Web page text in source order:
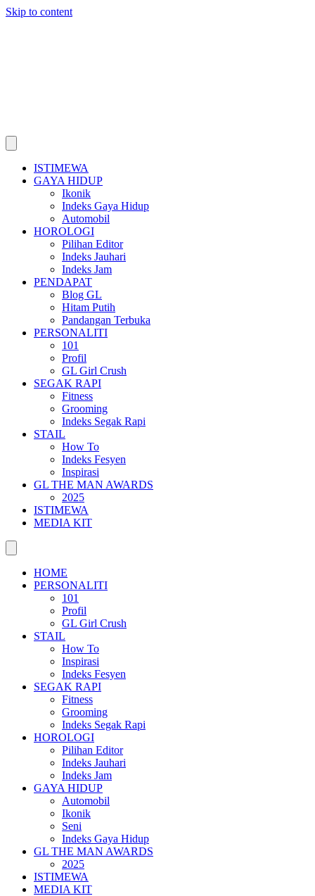
Skip to content
ISTIMEWA
GAYA HIDUP
Ikonik
Indeks Gaya Hidup
Automobil
HOROLOGI
Pilihan Editor
Indeks Jauhari
Indeks Jam
PENDAPAT
Blog GL
Hitam Putih
Pandangan Terbuka
PERSONALITI
101
Profil
GL Girl Crush
SEGAK RAPI
Fitness
Grooming
Indeks Segak Rapi
STAIL
How To
Indeks Fesyen
Inspirasi
GL THE MAN AWARDS
2025
ISTIMEWA
MEDIA KIT
HOME
PERSONALITI
101
Profil
GL Girl Crush
STAIL
How To
Inspirasi
Indeks Fesyen
SEGAK RAPI
Fitness
Grooming
Indeks Segak Rapi
HOROLOGI
Pilihan Editor
Indeks Jauhari
Indeks Jam
GAYA HIDUP
Automobil
Ikonik
Seni
Indeks Gaya Hidup
GL THE MAN AWARDS
2025
ISTIMEWA
MEDIA KIT